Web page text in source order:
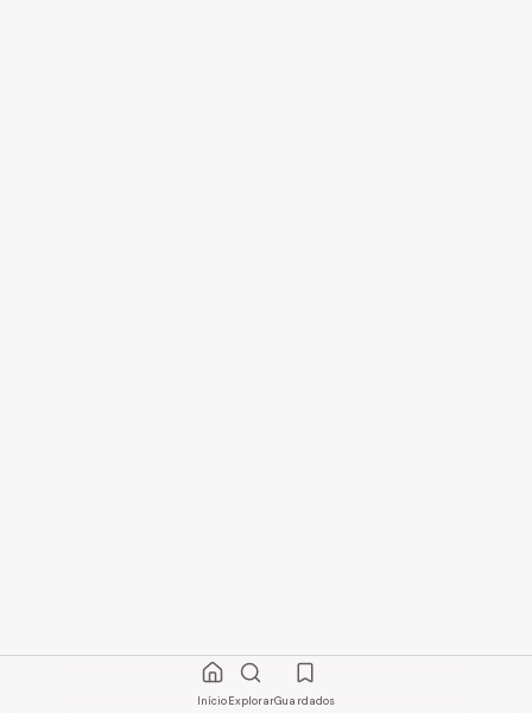
InícioExplorarGuardados